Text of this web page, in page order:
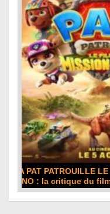
DE LA COMÉDIE-
film